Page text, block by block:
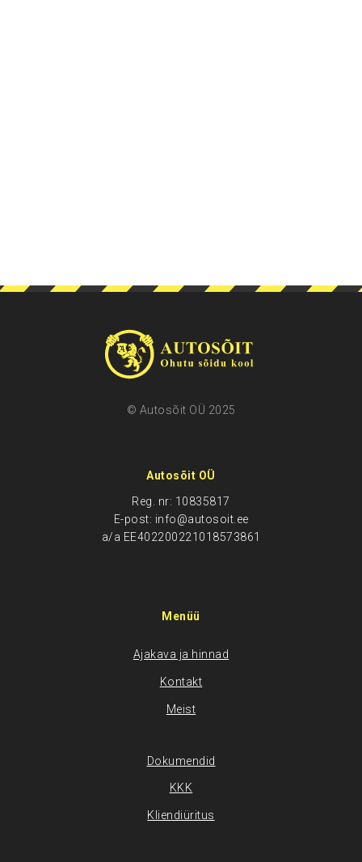
© Autosõit OÜ 2025
Autosõit OÜ
Reg. nr: 10835817
E-post: info@autosoit.ee
a/a EE402200221018573861
Menüü
Ajakava ja hinnad
Kontakt
Meist
Dokumendid
KKK
Kliendiüritus